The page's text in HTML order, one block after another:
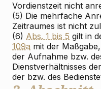
Vordienstzeit nicht
(5) Die mehrfache
Zeitraumes ist nicht
(6) Abs. 1 bis 5 gilt in
109a mit der
der Aufnahme bzw.
Dienstverhältnisses
der bzw. des